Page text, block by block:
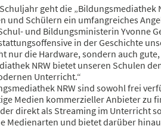
geht die
und Schülern ein umfangreiches
und Bildungsministerin Yvonne
in der Geschichte
nur die Hardware, sondern auch
NRW bietet unseren Schulen
Unterricht.“
NRW sind sowohl frei
Medien kommerzieller Anbieter zu
direkt als Streaming im Unterricht
Medienarten und bietet darüber